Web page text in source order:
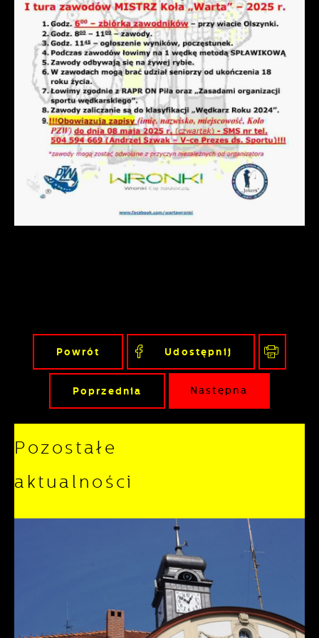
Powrót Udostępnij
Poprzednia Następna
Pozostałe
aktualności
gwarantuje dostępność wszystkich
funkcjonalności.
podstawie analizy Twoich upodobań oraz
Twoich zwyczajów dotyczących
przeglądanej witryny internetowej. Treści
promocyjne mogą pojawić się na stronach
podmiotów trzecich lub firm będących
naszymi partnerami oraz innych
dostawców usług. Firmy te działają w
charakterze pośredników prezentujących
nasze treści w postaci wiadomości, ofert,
komunikatów mediów społecznościowych.